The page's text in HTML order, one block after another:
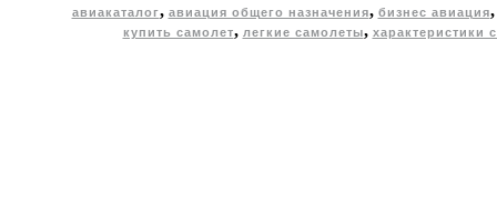
авиакаталог, авиация общего назначения, бизнес авиация
купить самолет, легкие самолеты, характеристики